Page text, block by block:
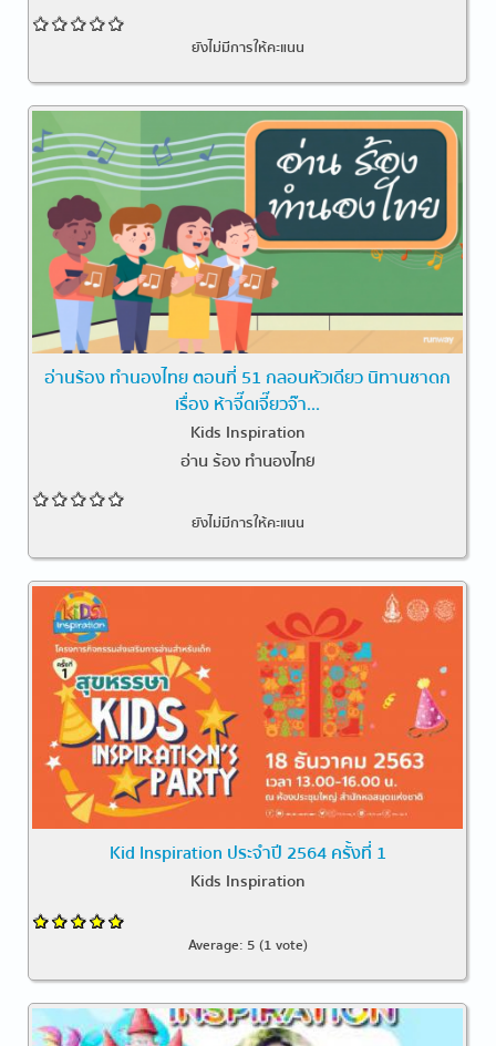
ยังไม่มีการให้คะแนน
อ่านร้อง ทำนองไทย ตอนที่ 51 กลอนหัวเดียว นิทานชาดก
เรื่อง ห้าจี๊ดเจี๊ยวจ๊า...
Kids Inspiration
อ่าน ร้อง ทำนองไทย
ยังไม่มีการให้คะแนน
Kid Inspiration ประจำปี 2564 ครั้งที่ 1
Kids Inspiration
Average: 5 (1 vote)